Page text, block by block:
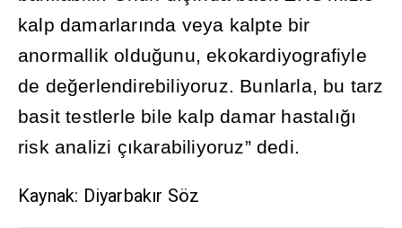
kalp damarlarında veya kalpte bir
anormallik olduğunu, ekokardiyografiyle
de değerlendirebiliyoruz. Bunlarla, bu tarz
basit testlerle bile kalp damar hastalığı
risk analizi çıkarabiliyoruz” dedi.
Kaynak: Diyarbakır Söz